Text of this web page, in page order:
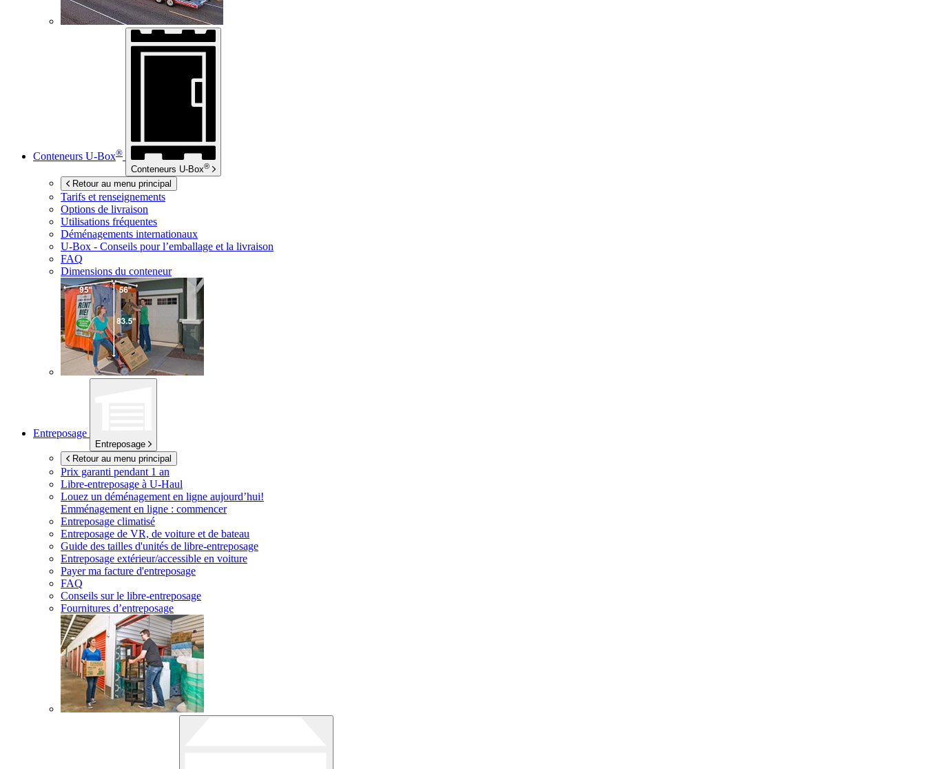
Conteneurs U-Box®
Conteneurs U-Box®
Retour au menu principal
Tarifs et renseignements
Options de livraison
Utilisations fréquentes
Déménagements internationaux
U-Box - Conseils pour l’emballage et la livraison
FAQ
Dimensions du conteneur
Entreposage
Entreposage
Retour au menu principal
Prix garanti pendant 1 an
Libre-entreposage à U-Haul
Louez un déménagement en ligne aujourd’hui!
Emménagement en ligne : commencer
Entreposage climatisé
Entreposage de VR, de voiture et de bateau
Guide des tailles d'unités de libre-entreposage
Entreposage extérieur/accessible en voiture
Payer ma facture d'entreposage
FAQ
Conseils sur le libre-entreposage
Fournitures d’entreposage